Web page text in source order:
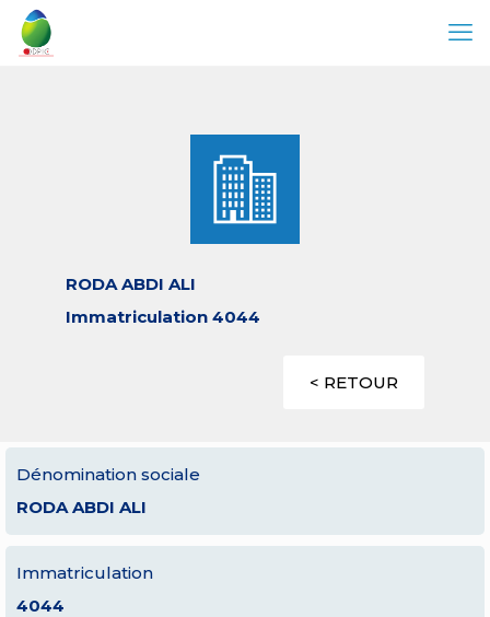
RODA ABDI ALI
Immatriculation 4044
< RETOUR
Dénomination sociale
RODA ABDI ALI
Immatriculation
4044